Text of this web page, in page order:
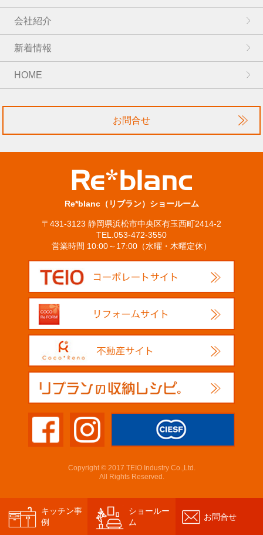
会社紹介
新着情報
HOME
お問合せ
Re*blanc（リブラン）ショールーム
〒431-3123 静岡県浜松市中央区有玉西町2414-2
TEL.053-472-3550
営業時間 10:00～17:00（水曜・木曜定休）
Copyright © 2017 TEIO Industry Co.,Ltd.
All Rights Reserved.
キッチン事
例
ショールー
ム
お問合せ